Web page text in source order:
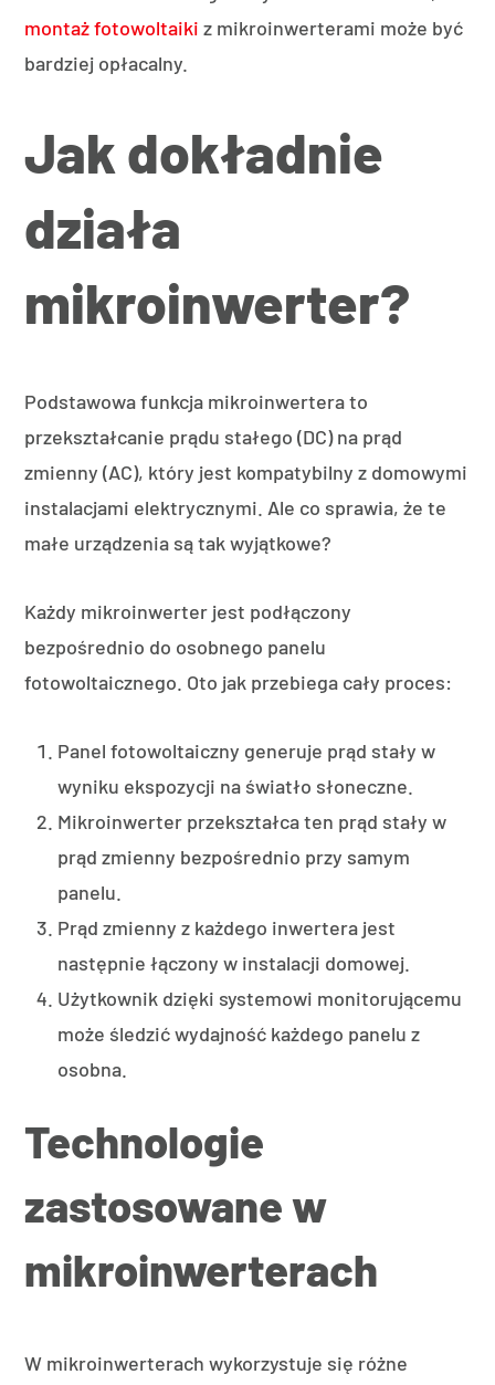
montaż fotowoltaiki z mikroinwerterami może być
bardziej opłacalny.
Jak dokładnie
działa
mikroinwerter?
Podstawowa funkcja mikroinwertera to
przekształcanie prądu stałego (DC) na prąd
zmienny (AC), który jest kompatybilny z domowymi
instalacjami elektrycznymi. Ale co sprawia, że te
małe urządzenia są tak wyjątkowe?
Każdy mikroinwerter jest podłączony
bezpośrednio do osobnego panelu
fotowoltaicznego. Oto jak przebiega cały proces:
Panel fotowoltaiczny generuje prąd stały w
wyniku ekspozycji na światło słoneczne.
Mikroinwerter przekształca ten prąd stały w
prąd zmienny bezpośrednio przy samym
panelu.
Prąd zmienny z każdego inwertera jest
następnie łączony w instalacji domowej.
Użytkownik dzięki systemowi monitorującemu
może śledzić wydajność każdego panelu z
osobna.
Technologie
zastosowane w
mikroinwerterach
W mikroinwerterach wykorzystuje się różne